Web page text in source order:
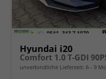
Hyundai i20
unverbindliche Lieferzeit: 6 - 9